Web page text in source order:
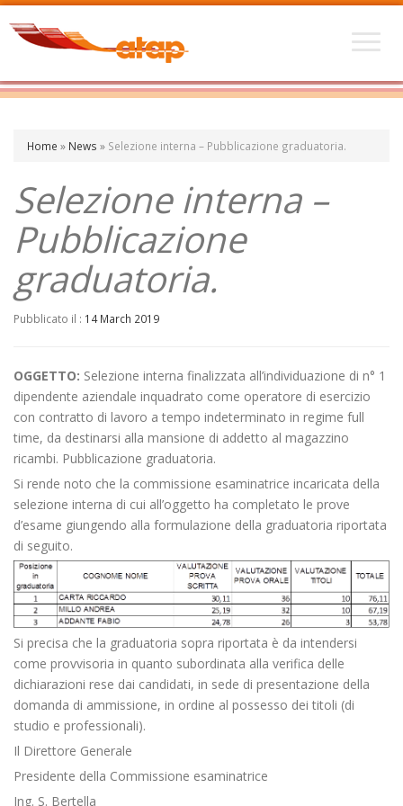
Home » News » Selezione interna – Pubblicazione graduatoria.
Selezione interna –
Pubblicazione
graduatoria.
Pubblicato il : 14 March 2019
OGGETTO: Selezione interna finalizzata all’individuazione di n° 1
dipendente aziendale inquadrato come operatore di esercizio
con contratto di lavoro a tempo indeterminato in regime full
time, da destinarsi alla mansione di addetto al magazzino
ricambi. Pubblicazione graduatoria.
Si rende noto che la commissione esaminatrice incaricata della
selezione interna di cui all’oggetto ha completato le prove
d’esame giungendo alla formulazione della graduatoria riportata
di seguito.
Si precisa che la graduatoria sopra riportata è da intendersi
come provvisoria in quanto subordinata alla verifica delle
dichiarazioni rese dai candidati, in sede di presentazione della
domanda di ammissione, in ordine al possesso dei titoli (di
studio e professionali).
Il Direttore Generale
Presidente della Commissione esaminatrice
Ing. S. Bertella